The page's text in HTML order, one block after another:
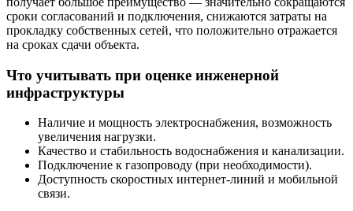
сроки согласований и подключения, снижаются затраты на
прокладку собственных сетей, что положительно отражается
на сроках сдачи объекта.
Что учитывать при оценке инженерной
инфраструктуры
Наличие и мощность электроснабжения, возможность
увеличения нагрузки.
Качество и стабильность водоснабжения и канализации.
Подключение к газопроводу (при необходимости).
Доступность скоростных интернет-линий и мобильной
связи.